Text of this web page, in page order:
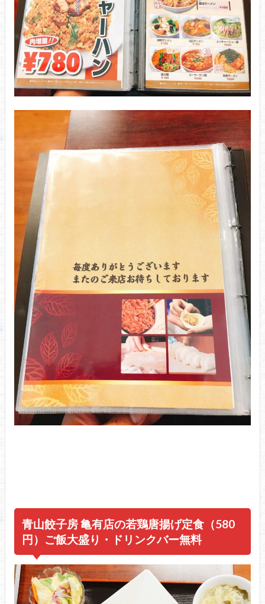
青山餃子房 亀有店の若鶏唐揚げ定食（580
円）ご飯大盛り・ドリンクバー無料